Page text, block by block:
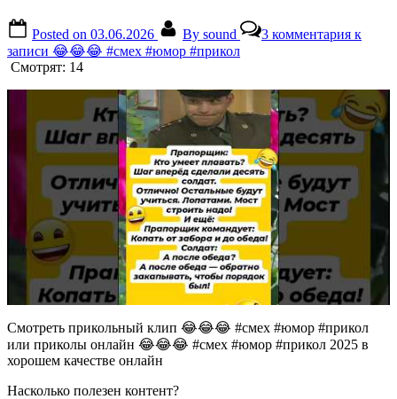
Posted on 03.06.2026 By sound 3 комментария к
записи 😂😂😂 #смех #юмор #прикол
Смотрят: 14
Смотреть прикольный клип 😂😂😂 #смех #юмор #прикол
или приколы онлайн 😂😂😂 #смех #юмор #прикол 2025 в
хорошем качестве онлайн
Насколько полезен контент?